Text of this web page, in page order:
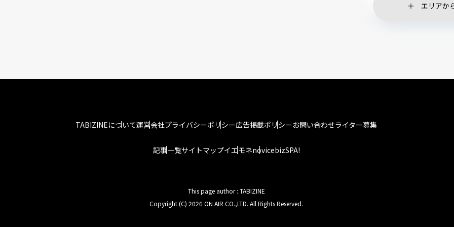
エリアか
TABIZINEについて運営会社プライバシーポリシー広告掲載ポリシーお問い合わせライター募集
記事一覧サイトマップイエモネnovicebizSPA!
This page author : TABIZINE
Copyright (C) 2026 ON AIR CO.,LTD. All Rights Reserved.